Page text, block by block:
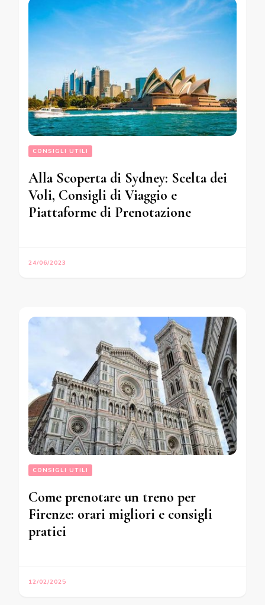
CONSIGLI UTILI
Alla Scoperta di Sydney: Scelta dei
Voli, Consigli di Viaggio e
Piattaforme di Prenotazione
24/06/2023
CONSIGLI UTILI
Come prenotare un treno per
Firenze: orari migliori e consigli
pratici
12/02/2025